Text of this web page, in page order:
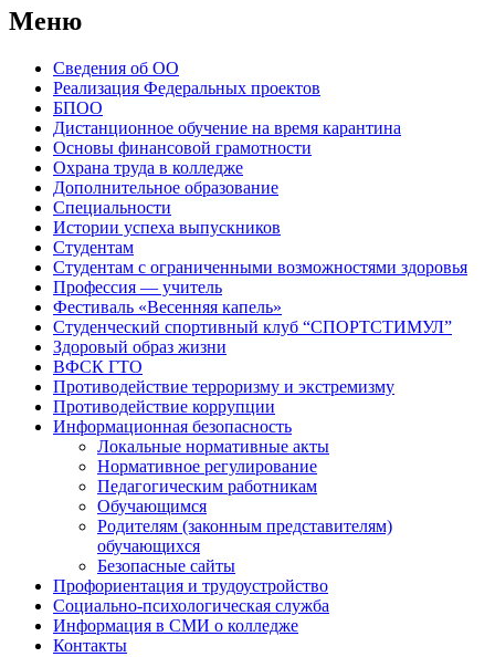
Меню
Сведения об ОО
Реализация Федеральных проектов
БПОО
Дистанционное обучение на время карантина
Основы финансовой грамотности
Охрана труда в колледже
Дополнительное образование
Специальности
Истории успеха выпускников
Студентам
Студентам с ограниченными возможностями здоровья
Профессия — учитель
Фестиваль «Весенняя капель»
Студенческий спортивный клуб “СПОРТСТИМУЛ”
Здоровый образ жизни
ВФСК ГТО
Противодействие терроризму и экстремизму
Противодействие коррупции
Информационная безопасность
Локальные нормативные акты
Нормативное регулирование
Педагогическим работникам
Обучающимся
Родителям (законным представителям)
обучающихся
Безопасные сайты
Профориентация и трудоустройство
Социально-психологическая служба
Информация в СМИ о колледже
Контакты